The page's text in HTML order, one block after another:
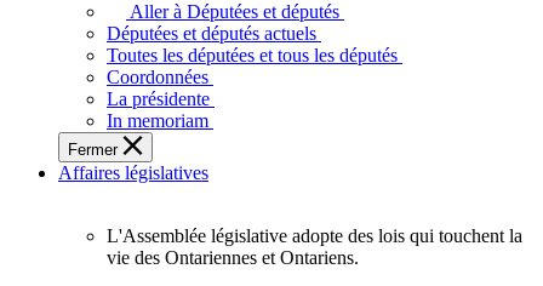
députés
vous
représentent
sein
de
l'Assemblée
législative
l'Ontario.
Aller à Députées et députés
Députées et députés actuels
Toutes les députées et tous les députés
Coordonnées
La présidente
In memoriam
Fermer
Affaires législatives
L'Assemblée
L'Assemblée législative adopte des lois qui touchent la
vie des Ontariennes et Ontariens.